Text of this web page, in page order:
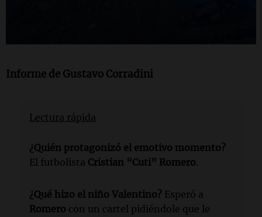
Informe de Gustavo Corradini
Lectura rápida
¿Quién protagonizó el emotivo momento?
El futbolista Cristian “Cuti” Romero.
¿Qué hizo el niño Valentino? Esperó a
Romero con un cartel pidiéndole que le